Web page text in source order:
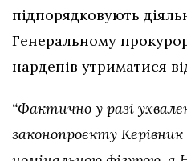
підпорядковують
Генеральному
нардепів утриматися
“Фактично у разі
законопроєкту